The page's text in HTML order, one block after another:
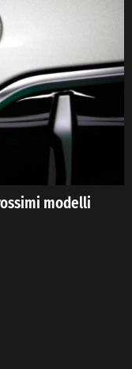
modelli